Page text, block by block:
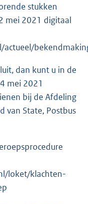
stukken
mei 2021 digitaal
dan kunt u in de
mei 2021
bij de Afdeling
van State, Postbus
loket/klachten-